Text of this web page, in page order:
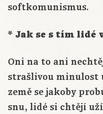
softkomunismus.
* Jak se s tím lidé
Oni na to ani
strašlivou minulost
země se jakoby
snu, lidé si chtějí